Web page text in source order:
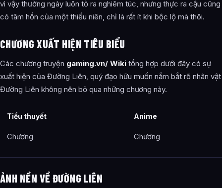
vì vậy thường ngày luôn tỏ ra nghiêm túc, nhưng thực ra cậu cũng
có tâm hồn của một thiếu niên, chỉ là rất ít khi bộc lộ mà thôi.
CHƯƠNG XUẤT HIỆN TIÊU BIỂU
Các chương truyện gaming.vn/ Wiki tổng hợp dưới đây có sự
xuất hiện của Đường Liên, quý đạo hữu muốn nắm bắt rõ nhân vật
Đường Liên không nên bỏ qua những chương này.
Tiểu thuyết
Chương
Anime
Chương
ẢNH NỀN VỀ ĐƯỜNG LIÊN